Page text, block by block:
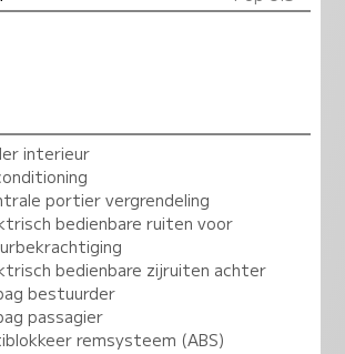
interieur
portier vergrendeling
bedienbare ruiten voor
bedienbare zijruiten achter
bestuurder
passagier
remsysteem (ABS)